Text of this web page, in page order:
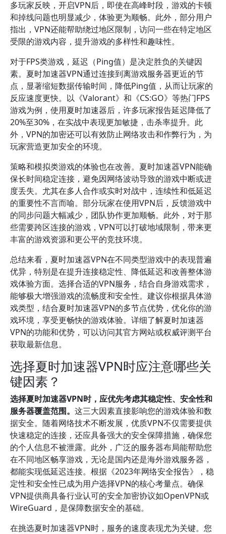
多玩家反映，开启VPN后，即使在高峰时段，游戏的卡顿
和掉线问题也明显减少，体验更为顺畅。此外，部分用户
指出，VPN还能帮助绕过地区限制，访问一些在特定地区
受限的游戏内容，提升游戏的多样性和趣味性。
对于FPS类游戏，延迟（Ping值）是决定胜负的关键因
素。夏时加速器VPN通过连接到离游戏服务器更近的节
点，显著缩短数据传输时间，降低Ping值，从而让玩家的
反应速度更快。以《Valorant》和《CS:GO》等热门FPS
游戏为例，使用夏时加速器后，许多玩家报告延迟降低了
20%至30%，在实战中表现更加敏捷，击杀率提升。此
外，VPN的加密还可以有效防止网络攻击和作弊行为，为
玩家营造更加安全的环境。
策略和模拟类游戏的体验也在改善。夏时加速器VPN能确
保长时间稳定连接，避免因网络波动导致的游戏中断或进
度丢失。尤其在多人合作或实时对战中，连续性和低延迟
的重要性不言而喻。部分玩家在使用VPN后，反馈游戏中
的同步问题大幅减少，团队协作更加顺畅。此外，对于那
些需要跨区连接的游戏，VPN可以打破地域限制，带来更
丰富的游戏资源和更公平的竞技环境。
总结来看，夏时加速器VPN在不同类型游戏中的表现普遍
优异，特别是在提升连接稳定性、降低延迟和改善整体游
戏体验方面。选择合适的VPN服务，结合自身游戏需求，
能够极大增强游戏的流畅度和安全性。建议你根据具体游
戏类型，结合夏时加速器VPN的多节点优势，优化你的游
戏环境，享受更畅快的游戏体验。详细了解夏时加速器
VPN的功能和优势，可以访问其官方网站或权威评测平台
获取最新信息。
选择夏时加速器VPN时应注意哪些关
键因素？
选择夏时加速器VPN时，应优先考虑其稳定性、安全性和
服务器覆盖范围。 这三大因素直接影响您的游戏体验和数
据安全。随着网络技术不断发展，优质VPN不仅需要提供
快速稳定的连接，还应具备强大的安全保障措施，确保您
的个人信息不被泄露。此外，广泛的服务器布局能帮助您
在不同地区畅享游戏，无论是国内还是海外游戏服务器，
都能实现低延迟连接。根据《2023年网络安全报告》，稳
定性和安全性已成为用户选择VPN的核心考量点。确保
VPN提供商具备行业认可的安全加密协议如OpenVPN或
WireGuard，是保障数据安全的基础。
在挑选夏时加速器VPN时，服务的速度表现尤为关键。您